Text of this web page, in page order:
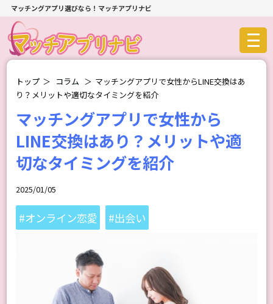
マッチングアプリ選びなら！マッチアプリナビ
トップ ＞ コラム ＞ マッチングアプリで女性からLINE交換はあ
り？メリットや適切なタイミングを紹介
マッチングアプリで女性から
LINE交換はあり？メリットや適
切なタイミングを紹介
2025/01/05
#オンライン恋愛 #出会い